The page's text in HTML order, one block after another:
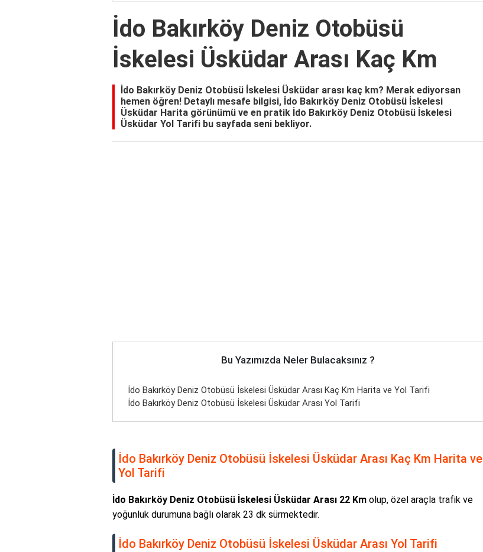
İdo Bakırköy Deniz Otobüsü
İskelesi Üsküdar Arası Kaç Km
İdo Bakırköy Deniz Otobüsü İskelesi Üsküdar arası kaç km? Merak ediyorsan
hemen öğren! Detaylı mesafe bilgisi, İdo Bakırköy Deniz Otobüsü İskelesi
Üsküdar Harita görünümü ve en pratik İdo Bakırköy Deniz Otobüsü İskelesi
Üsküdar Yol Tarifi bu sayfada seni bekliyor.
Bu Yazımızda Neler Bulacaksınız ?
İdo Bakırköy Deniz Otobüsü İskelesi Üsküdar Arası Kaç Km Harita ve Yol Tarifi
İdo Bakırköy Deniz Otobüsü İskelesi Üsküdar Arası Yol Tarifi
İdo Bakırköy Deniz Otobüsü İskelesi Üsküdar Arası Kaç Km Harita ve
Yol Tarifi
İdo Bakırköy Deniz Otobüsü İskelesi Üsküdar Arası 22 Km olup, özel araçla trafik ve
yoğunluk durumuna bağlı olarak 23 dk sürmektedir.
İdo Bakırköy Deniz Otobüsü İskelesi Üsküdar Arası Yol Tarifi